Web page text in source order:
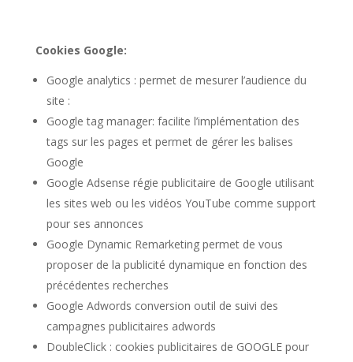
Cookies Google:
Google analytics : permet de mesurer l’audience du
site :
Google tag manager: facilite l’implémentation des
tags sur les pages et permet de gérer les balises
Google
Google Adsense régie publicitaire de Google utilisant
les sites web ou les vidéos YouTube comme support
pour ses annonces
Google Dynamic Remarketing permet de vous
proposer de la publicité dynamique en fonction des
précédentes recherches
Google Adwords conversion outil de suivi des
campagnes publicitaires adwords
DoubleClick : cookies publicitaires de GOOGLE pour